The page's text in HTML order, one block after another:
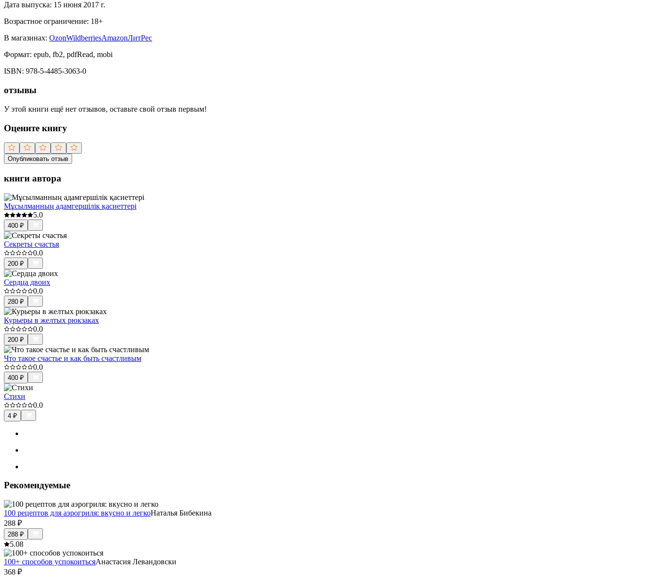
Дата выпуска: 15 июня 2017 г.
Возрастное ограничение: 18+
В магазинах: OzonWildberriesAmazonЛитРес
Формат: epub, fb2, pdfRead, mobi
ISBN: 978-5-4485-3063-0
отзывы
У этой книги ещё нет отзывов, оставьте свой отзыв первым!
Оцените книгу
Опубликовать отзыв
книги автора
Мұсылманның адамгершілік қасиеттері
5.0
400 ₽
Секреты счастья
0.0
200 ₽
Сердца двоих
0.0
280 ₽
Курьеры в желтых рюкзаках
0.0
200 ₽
Что такое счастье и как быть счастливым
0.0
400 ₽
Стихи
0.0
4 ₽
Рекомендуемые
100 рецептов для аэрогриля: вкусно и легкоНаталья Бибекина
288 ₽
288 ₽
5.08
100+ способов успокоитьсяАнастасия Левандовски
368 ₽